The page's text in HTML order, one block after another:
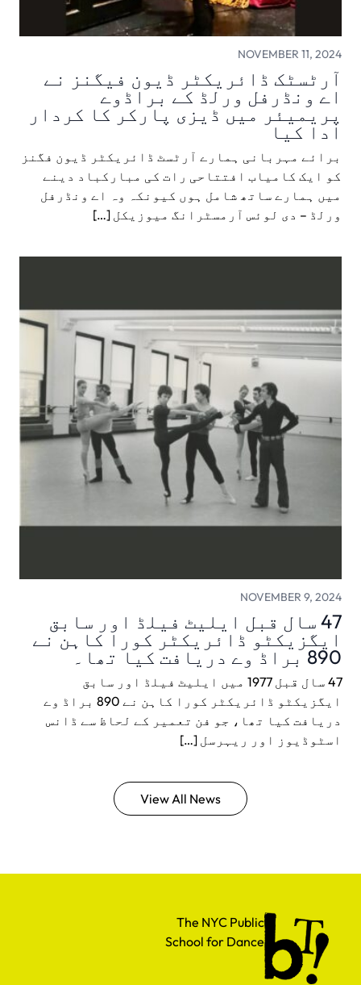
NOVEMBER 11, 2024
آرٹسٹک ڈائریکٹر ڈیون فیگنز نے
اے ونڈرفل ورلڈ کے براڈوے
پریمیئر میں ڈیزی پارکر کا کردار
ادا کیا
برائے مہربانی ہمارے آرٹسٹ ڈائریکٹر ڈیون فگنز
کو ایک کامیاب افتتاحی رات کی مبارکباد دینے
میں ہمارے ساتھ شامل ہوں کیونکہ وہ اے ونڈرفل
ورلڈ – دی لوئس آرمسٹرانگ میوزیکل […]
NOVEMBER 9, 2024
47 سال قبل ایلیٹ فیلڈ اور سابق
ایگزیکٹو ڈائریکٹر کورا کاہن نے
890 براڈ وے دریافت کیا تھا۔
47 سال قبل 1977 میں ایلیٹ فیلڈ اور سابق
ایگزیکٹو ڈائریکٹر کورا کاہن نے 890 براڈ وے
دریافت کیا تھا، جو فن تعمیر کے لحاظ سے ڈانس
اسٹوڈیوز اور ریہرسل […]
View All News
The NYC Public School for Dance
The NYC Public
School for Dance